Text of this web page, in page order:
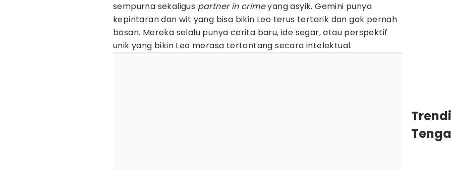
sempurna sekaligus partner in crimeyang asyik. Gemini punya
kepintaran dan wit yang bisa bikin Leo terus tertarik dan gak pernah
bosan. Mereka selalu punya cerita baru, ide segar, atau perspektif
unik yang bikin Leo merasa tertantang secara intelektual.